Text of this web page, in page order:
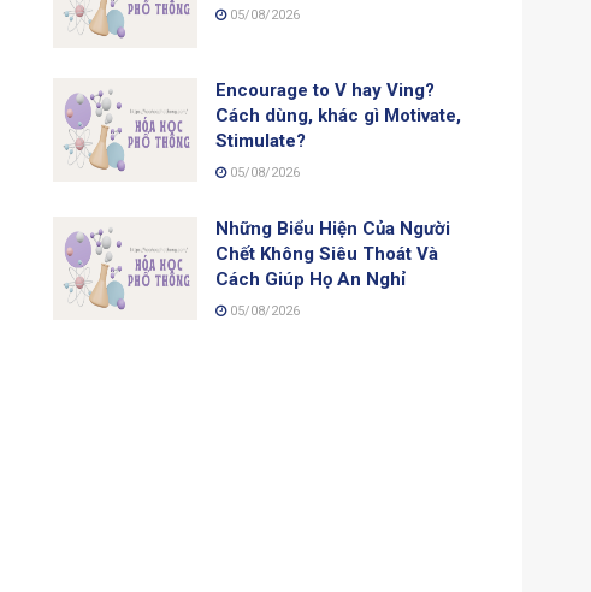
05/08/2026
Encourage to V hay Ving?
Cách dùng, khác gì Motivate,
Stimulate?
05/08/2026
Những Biểu Hiện Của Người
Chết Không Siêu Thoát Và
Cách Giúp Họ An Nghỉ
05/08/2026